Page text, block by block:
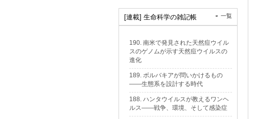
[連載] 生命科学の雑記帳 一覧
190. 南米で発見された天然痘ウイル
スのゲノムが示す天然痘ウイルスの
進化
189. ボルバキアが問いかけるもの
——生態系を設計する時代
188. ハンタウイルスが教えるワンヘ
ルス——戦争、環境、そして感染症